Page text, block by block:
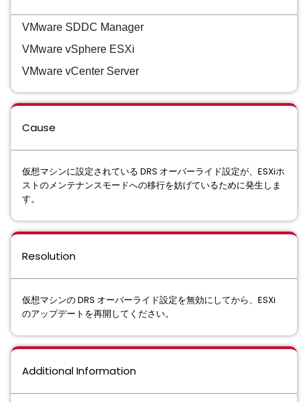
VMware SDDC Manager
VMware vSphere ESXi
VMware vCenter Server
Cause
仮想マシンに設定されている DRS オーバーライド設定が、ESXiホ
ストのメンテナンスモードへの移行を妨げているために発生しま
す。
Resolution
仮想マシンの DRS オーバーライド設定を無効にしてから、ESXi
のアップデートを再開してください。
Additional Information